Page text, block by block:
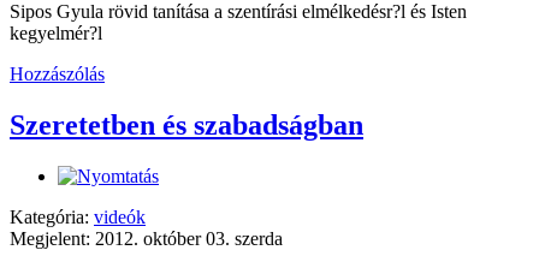
Sipos Gyula rövid tanítása a szentírási elmélkedésr?l és Isten
kegyelmér?l
Hozzászólás
Szeretetben és szabadságban
Kategória: videók
Megjelent: 2012. október 03. szerda